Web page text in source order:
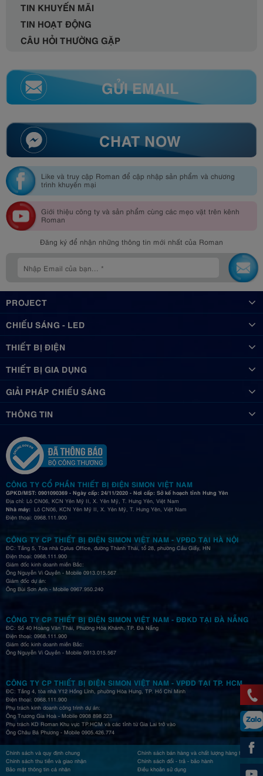
TIN KHUYẾN MÃI
TIN HOẠT ĐỘNG
CÂU HỎI THƯỜNG GẶP
GỬI EMAIL
CHAT NOW
Like và truy cập Roman để cập nhập sản phẩm và chương
trình khuyến mại
Giới thiệu công ty và sản phẩm cùng các mẹo vặt trên kênh
Roman
Đăng ký để nhận những thông tin mới nhất của Roman
PROJECT
CHIẾU SÁNG - LED
THIẾT BỊ ĐIỆN
THIẾT BỊ GIA DỤNG
GIẢI PHÁP CHIẾU SÁNG
THÔNG TIN
CÔNG TY CỔ PHẦN THIẾT BỊ ĐIỆN SIMON VIỆT NAM
GPKD/MST: 0901090369 - Ngày cấp: 24/11/2020 - Nơi cấp: Sở kế hoạch tỉnh Hưng Yên
Địa chỉ: Lô CN06, KCN Yên Mỹ II, X. Yên Mỹ, T. Hưng Yên, Việt Nam
Nhà máy: Lô CN06, KCN Yên Mỹ II, X. Yên Mỹ, T. Hưng Yên, Việt Nam
Điện thoại: 0968.111.900
CÔNG TY CP THIẾT BỊ ĐIỆN SIMON VIỆT NAM - VPĐD TẠI HÀ NỘI
ĐC: Tầng 5, Tòa nhà Cplus Office, đường Thành Thái, tổ 28, phường Cầu Giấy, HN
Điện thoại: 0968.111.900
Giám đốc kinh doanh miền Bắc:
Ông Nguyễn Vi Quyền - Mobile 0913.015.567
Giám đốc dự án:
Ông Bùi Sơn Anh - Mobile 0967.950.240
CÔNG TY CP THIẾT BỊ ĐIỆN SIMON VIỆT NAM - ĐĐKD TẠI ĐÀ NẴNG
ĐC: Số 40 Hoàng Văn Thái, Phường Hòa Khánh, TP. Đà Nẵng
Điện thoại: 0968.111.900
Giám đốc kinh doanh miền Bắc:
Ông Nguyễn Vi Quyền - Mobile 0913.015.567
CÔNG TY CP THIẾT BỊ ĐIỆN SIMON VIỆT NAM - VPĐD TẠI TP. HCM
ĐC: Tầng 4, tòa nhà Y12 Hồng Lĩnh, phường Hòa Hưng, TP. Hồ Chí Minh
Điện thoại: 0968.111.900
Phụ trách kinh doanh công trình dự án:
Ông Trương Gia Hoà - Mobile 0908 898 223
Phụ trách KD Roman Khu vực TP.HCM và các tỉnh từ Gia Lai trở vào
Ông Châu Bá Phương - Mobile 0905.426.774
Chính sách và quy định chung
Chính sách bán hàng và chất lượng hàng hóa
Chính sách thu tiền và giao nhận
Chính sách đổi - trả - bảo hành
Bảo mật thông tin cá nhân
Điều khoản sử dụng